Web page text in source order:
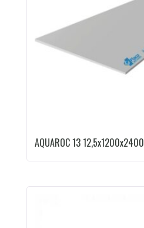
AQUAROC 13 12,5x1200x2400